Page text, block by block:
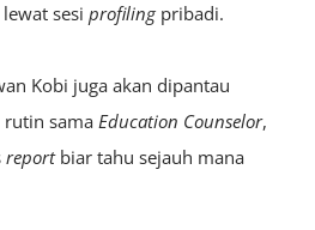
sesi profilingpribadi.
Kobi juga akan dipantau
rutin sama Education Counselor,
reportbiar tahu sejauh mana